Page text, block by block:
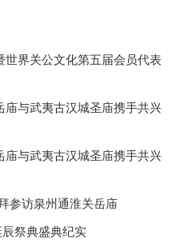
界关公文化第五届会员代表
庙与武夷古汉城圣庙携手共兴
庙与武夷古汉城圣庙携手共兴
参访泉州通淮关岳庙
祭典盛典纪实